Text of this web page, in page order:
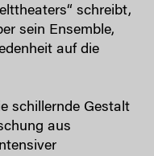
schreibt,
sein Ensemble,
auf die
schillernde Gestalt
aus